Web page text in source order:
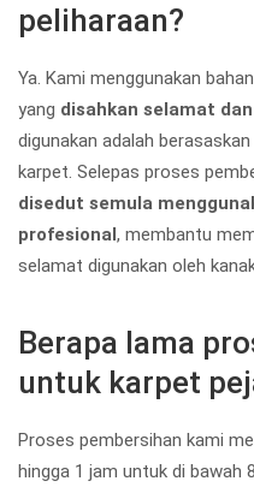
peliharaan?
Ya. Kami menggunakan
yang disahkan selamat
digunakan adalah
karpet. Selepas proses
disedut semula
profesional, membantu
selamat digunakan oleh
Berapa lama
untuk karpet
Proses pembersihan kami
hingga 1 jam untuk di bawah